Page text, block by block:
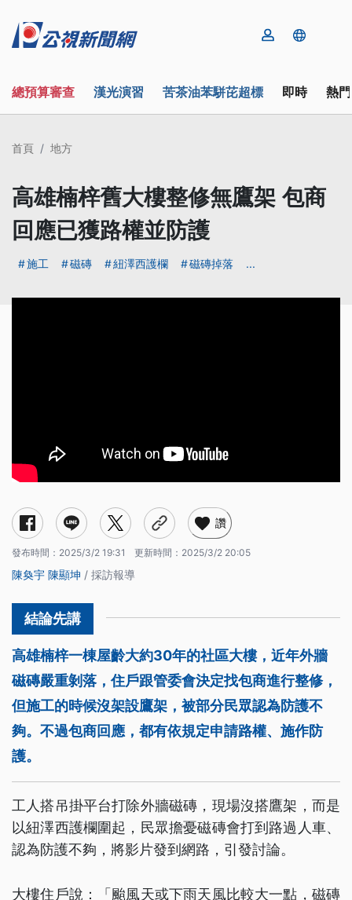
總預算審查 漢光演習 苦茶油苯駢芘超標 即時 熱
首頁 地方
高雄楠梓舊大樓整修無鷹架 包商
回應已獲路權並防護
施工 磁磚 紐澤西護欄 磁磚掉落 ...
讚
發布時間： 2025/3/2 19:31 更新時間： 2025/3/2 20:05
陳奐宇 陳顯坤 / 採訪報導
高雄楠梓一棟屋齡大約30年的社區大樓，近年外牆
磁磚嚴重剝落，住戶跟管委會決定找包商進行整修，
但施工的時候沒架設鷹架，被部分民眾認為防護不
夠。不過包商回應，都有依規定申請路權、施作防
護。
工人搭吊掛平台打除外牆磁磚，現場沒搭鷹架，而是
以紐澤西護欄圍起，民眾擔憂磁磚會打到路過人車、
認為防護不夠，將影片發到網路，引發討論。
大樓住戶說：「颱風天或下雨天風比較大一點，磁磚